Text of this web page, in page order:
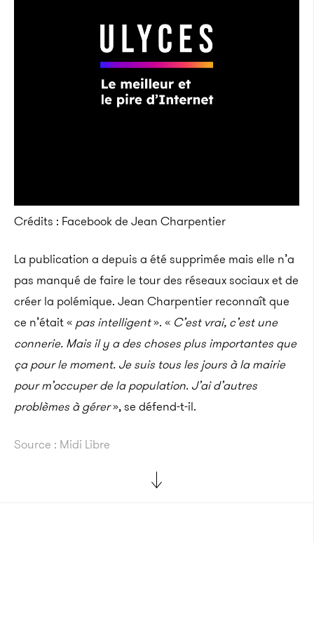
Crédits : Facebook de Jean Charpentier
La publication a depuis a été supprimée mais elle n’a
pas manqué de faire le tour des réseaux sociaux et de
créer la polémique. Jean Charpentier reconnaît que
ce n’était « pas intelligent». « C’est vrai, c’est une
connerie. Mais il y a des choses plus importantes que
ça pour le moment. Je suis tous les jours à la mairie
pour m’occuper de la population. J’ai d’autres
problèmes à gérer», se défend-t-il.
Source : Midi Libre